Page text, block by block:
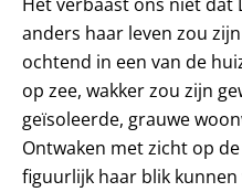
anders haar leven zou
ochtend in een van de
op zee, wakker zou zijn
geïsoleerde, grauwe
Ontwaken met zicht op
figuurlijk haar blik